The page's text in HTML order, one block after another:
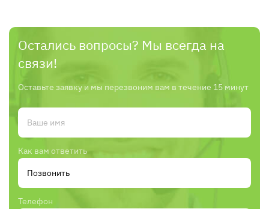
Остались вопросы? Мы всегда на
связи!
Оставьте заявку и мы перезвоним вам в течение 15 минут
Как вам ответить
Телефон